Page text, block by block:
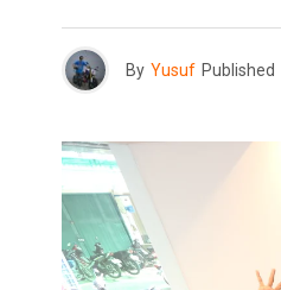
By Yusuf Published